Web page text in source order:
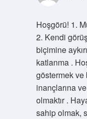
Hoşgörü! 1.
2. Kendi
biçimine
katlanma .
göstermek ve
inançlarına
olmaktır .
sahip olmak,